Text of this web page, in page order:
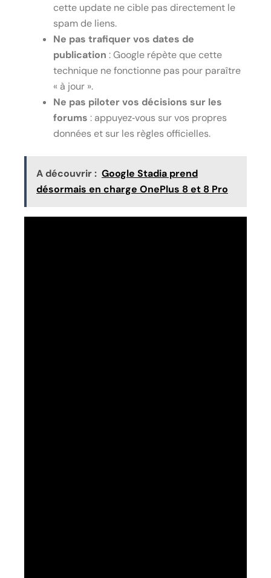
cette update ne cible pas directement le
spam de liens.
Ne pas trafiquer vos dates de
publication : Google répète que cette
technique ne fonctionne pas pour paraître
« à jour ».
Ne pas piloter vos décisions sur les
forums : appuyez‑vous sur vos propres
données et sur les règles officielles.
A découvrir : Google Stadia prend
désormais en charge OnePlus 8 et 8 Pro